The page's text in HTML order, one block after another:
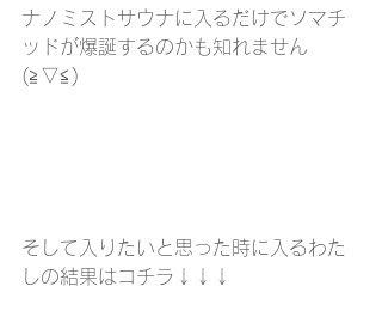
ナノミストサウナに入るだけでソマチ
ッドが爆誕するのかも知れません
(≧▽≦)
そして入りたいと思った時に入るわた
しの結果はコチラ↓↓↓